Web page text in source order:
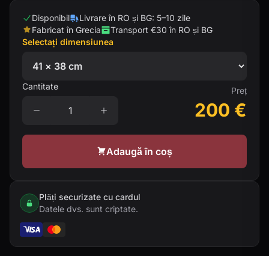
Disponibil
Livrare în RO și BG: 5–10 zile
Fabricat în Grecia
Transport €30 în RO și BG
Selectați dimensiunea
Cantitate Preț
200 €
Adaugă în coș
Plăți securizate cu cardul
Datele dvs. sunt criptate.